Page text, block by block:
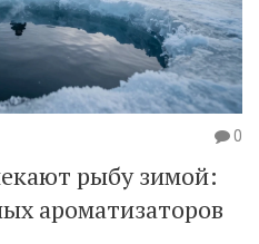
0
рыбу зимой:
ароматизаторов